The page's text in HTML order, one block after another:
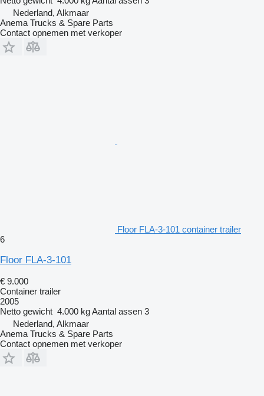
Nederland, Alkmaar
Anema Trucks & Spare Parts
Contact opnemen met verkoper
Floor FLA-3-101 container trailer
6
Floor FLA-3-101
€ 9.000
Container trailer
2005
Netto gewicht 4.000 kgAantal assen 3
Nederland, Alkmaar
Anema Trucks & Spare Parts
Contact opnemen met verkoper